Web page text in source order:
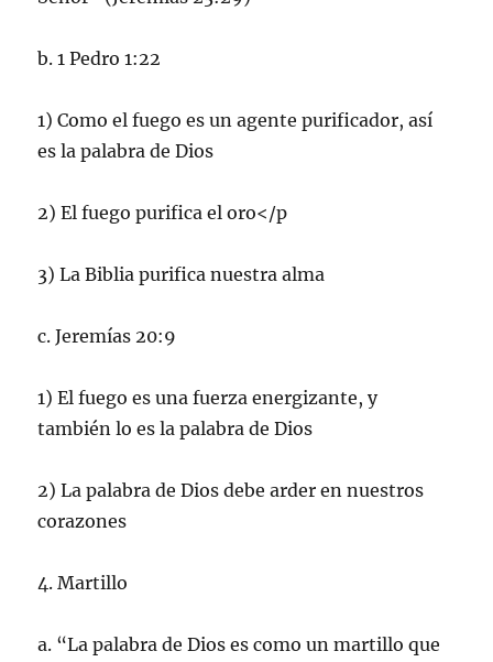
b. 1 Pedro 1:22
1) Como el fuego es un agente purificador, así
es la palabra de Dios
2) El fuego purifica el oro</p
3) La Biblia purifica nuestra alma
c. Jeremías 20:9
1) El fuego es una fuerza energizante, y
también lo es la palabra de Dios
2) La palabra de Dios debe arder en nuestros
corazones
4. Martillo
a. “La palabra de Dios es como un martillo que